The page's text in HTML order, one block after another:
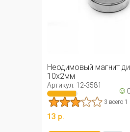
Неодимовый магнит
10х2мм
Артикул: 12-3581 ☺
3 всего 1
13 р.